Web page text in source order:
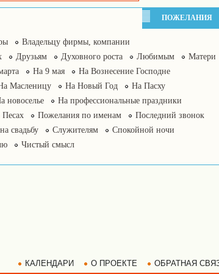
ПОЖЕЛАНИЯ
Владельцу фирмы, компании
Друзьям Духовного роста Любимым
Матери
На 9 мая
На Вознесение Господне
Масленицу На Новый Год
На Пасху
новоселье
На профессиональные праздники
Песах Пожелания по именам
Последний звонок
свадьбу Служителям
Спокойной ночи
Чистый смысл
КАЛЕНДАРИ О ПРОЕКТЕ ОБРАТНАЯ